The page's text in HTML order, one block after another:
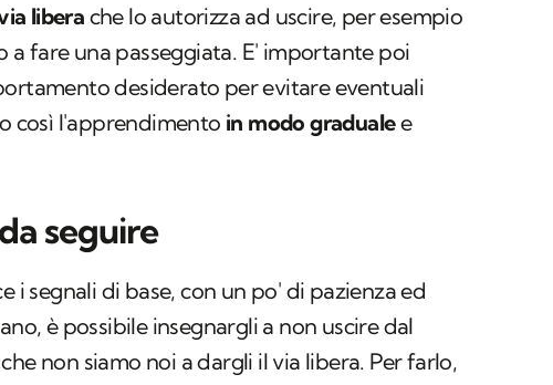
liberache lo autorizza ad uscire, per esempio
a fare una passeggiata. E' importante poi
desiderato per evitare eventuali
così l'apprendimento in modo gradualee
seguire
i segnali di base, con un po' di pazienza ed
è possibile insegnargli a non uscire dal
non siamo noi a dargli il via libera. Per farlo,